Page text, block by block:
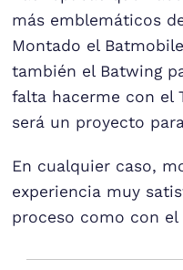
más emblemáticos
Montado el
también el Batwing
falta hacerme con el
será un proyecto
En cualquier caso,
experiencia muy
proceso como con